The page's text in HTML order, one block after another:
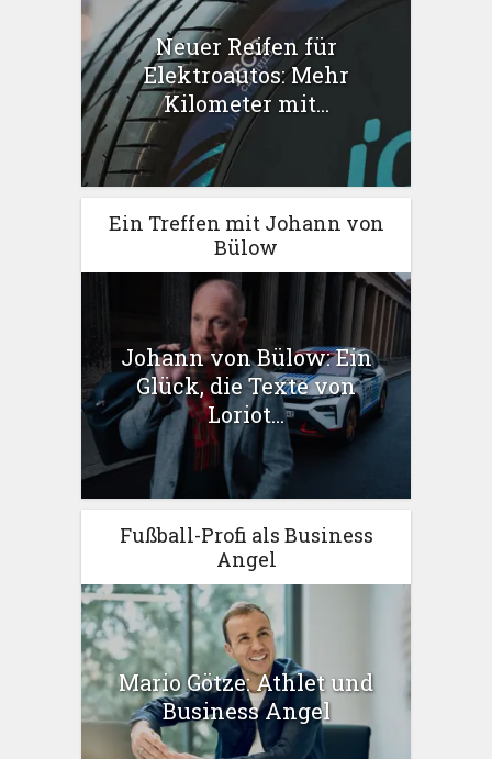
Neuer Reifen für
Elektroautos: Mehr
Kilometer mit...
Ein Treffen mit Johann von
Bülow
Johann von Bülow: Ein
Glück, die Texte von
Loriot...
Fußball-Profi als Business
Angel
Mario Götze: Athlet und
Business Angel